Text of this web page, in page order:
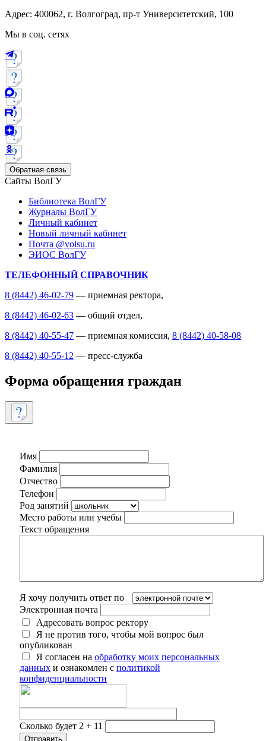
Адрес: 400062, г. Волгоград, пр-т Университетский, 100
Мы в соц. сетях
Обратная связь
Сайты ВолГУ
Библиотека ВолГУ
Журналы ВолГУ
Личный кабинет
Новый личный кабинет
Почта @volsu.ru
ЭИОС ВолГУ
ТЕЛЕФОННЫЙ СПРАВОЧНИК
8 (8442) 46-02-79 — приемная ректора,
8 (8442) 46-02-63 — общий отдел,
8 (8442) 40-55-47 — приемная комиссия, 8 (8442) 40-58-08
8 (8442) 40-55-12 — пресс-служба
Форма обращения граждан
Имя
Фамилия
Отчество
Телефон
Род занятий
Место работы или учебы
Текст обращения
Я хочу получить ответ по
Электронная почта
Адресовать вопрос ректору
Я не против того, чтобы мой вопрос был
опубликован
Я согласен на обработку моих персональных
данных и ознакомлен с политикой
конфиденциальности
Сколько будет 2 + 11